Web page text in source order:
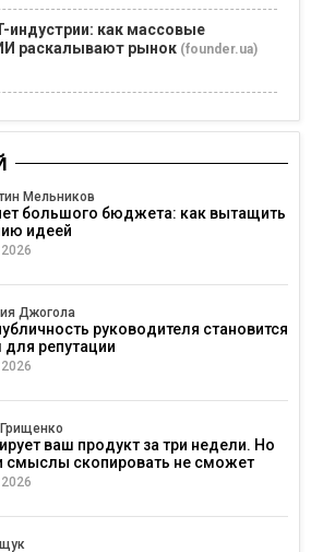
индустрии: как массовые
раскалывают рынок (founder.ua)
Мельников
большого бюджета: как вытащить
идеей
Джогола
руководителя становится
для репутации
ваш продукт за три недели. Но
смыслы скопировать не сможет